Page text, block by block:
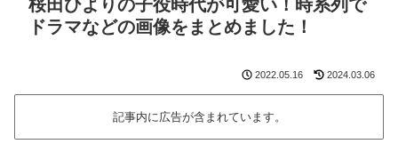
桜田ひよりの子役時代が可愛い！時系列で
ドラマなどの画像をまとめました！
2022.05.16 2024.03.06
記事内に広告が含まれています。